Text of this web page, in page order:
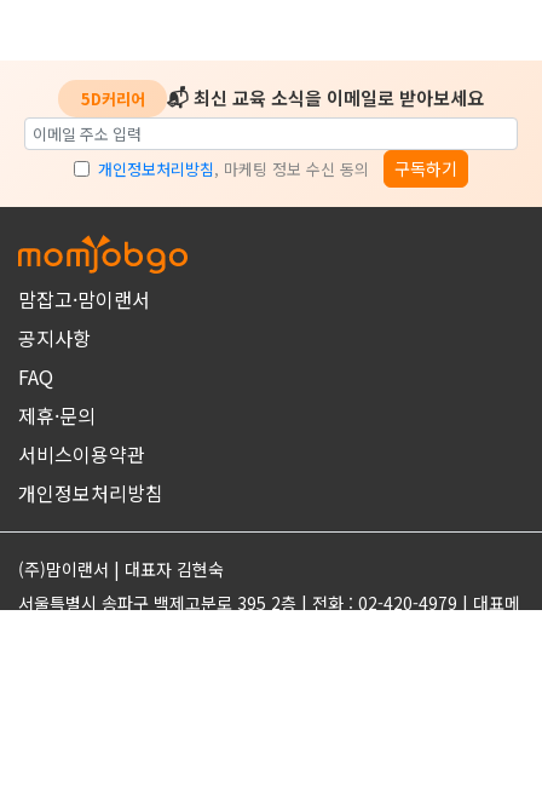
5D커리어 📬 최신 교육 소식을 이메일로 받아보세요
개인정보처리방침, 마케팅 정보 수신 동의 구독하기
맘잡고·맘이랜서
공지사항
FAQ
제휴·문의
서비스이용약관
개인정보처리방침
(주)맘이랜서 | 대표자 김현숙
서울특별시 송파구 백제고분로 395 2층 | 전화 : 02-420-4979 | 대표메